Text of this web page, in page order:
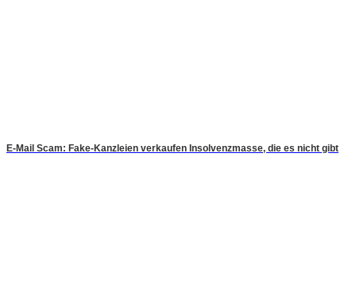
E-Mail Scam: Fake-Kanzleien verkaufen Insolvenzmasse, die es nicht gibt